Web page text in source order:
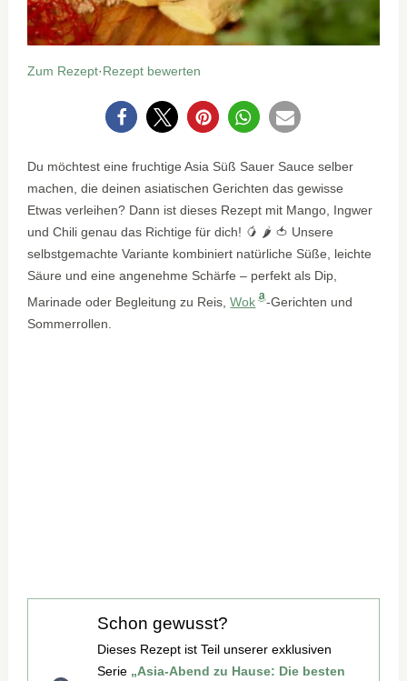
Zum Rezept·Rezept bewerten
0
Du möchtest eine fruchtige Asia Süß Sauer Sauce selber
machen, die deinen asiatischen Gerichten das gewisse
Etwas verleihen? Dann ist dieses Rezept mit Mango, Ingwer
und Chili genau das Richtige für dich! 🥭 🌶️ 🍅 Unsere
selbstgemachte Variante kombiniert natürliche Süße, leichte
Säure und eine angenehme Schärfe – perfekt als Dip,
Marinade oder Begleitung zu Reis,Wok
-Gerichten und
Sommerrollen.
Schon gewusst?
Dieses Rezept ist Teil unserer exklusiven
Serie „Asia-Abend zu Hause: Die besten